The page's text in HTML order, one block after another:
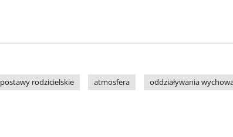
postawy rodzicielskie atmosfera oddziaływania